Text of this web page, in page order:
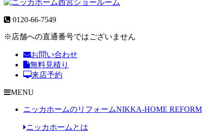
0120-66-7549
※店舗への直通番号ではございません
お問い合わせ
無料見積り
来店予約
MENU
ニッカホームのリフォームNIKKA-HOME REFORM
ニッカホームとは